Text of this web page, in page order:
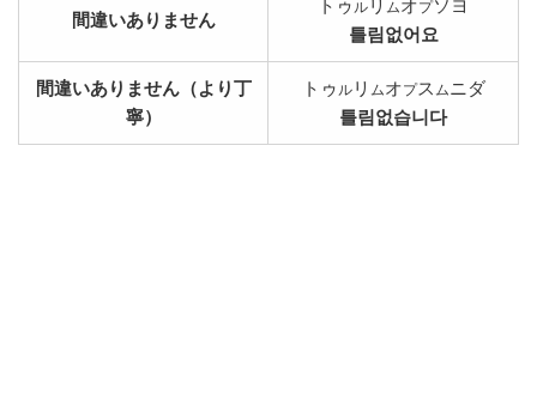
間違いありません
トゥ ル リ ムオプソヨ
틀림없어요
間違いありません（より丁
寧）
トゥ ルリ ムオプスムニダ
틀림없습니다